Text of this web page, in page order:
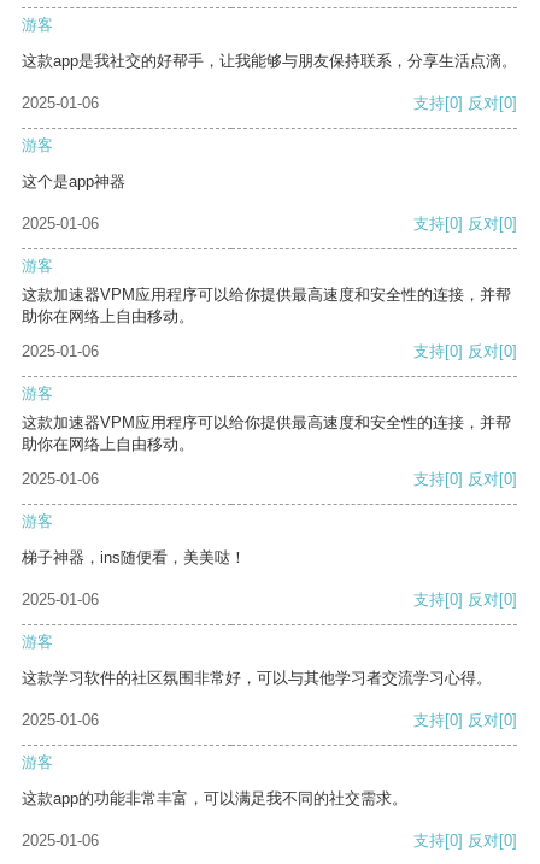
游客
这款app是我社交的好帮手，让我能够与朋友保持联系，分享生活点滴。
2025-01-06 支持[0] 反对[0]
游客
这个是app神器
2025-01-06 支持[0] 反对[0]
游客
这款加速器VPM应用程序可以给你提供最高速度和安全性的连接，并帮
助你在网络上自由移动。
2025-01-06
支持[0] 反对[0]
游客
这款加速器VPM应用程序可以给你提供最高速度和安全性的连接，并帮
助你在网络上自由移动。
2025-01-06
支持[0] 反对[0]
游客
梯子神器，ins随便看，美美哒！
2025-01-06 支持[0] 反对[0]
游客
这款学习软件的社区氛围非常好，可以与其他学习者交流学习心得。
2025-01-06 支持[0] 反对[0]
游客
这款app的功能非常丰富，可以满足我不同的社交需求。
2025-01-06 支持[0] 反对[0]